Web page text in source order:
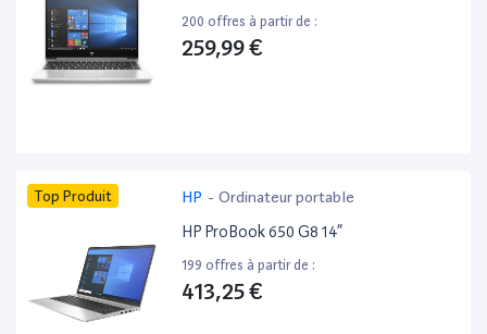
200 offres à partir de :
259,99 €
Top Produit HP - Ordinateur portable
HP ProBook 650 G8 14”
199 offres à partir de :
413,25 €